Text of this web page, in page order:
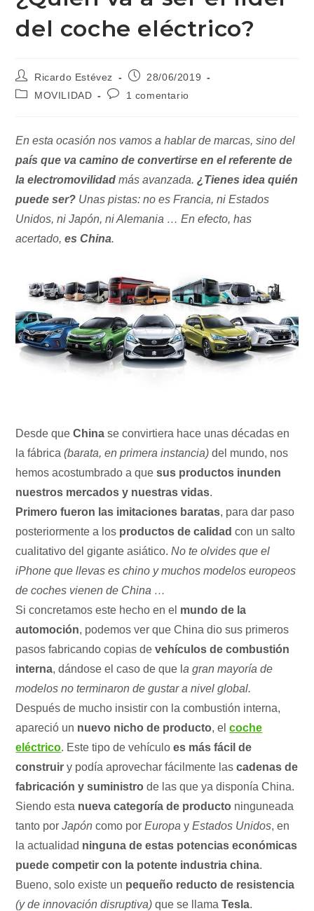
del coche eléctrico?
Autor
de
la
Ricardo Estévez
Publicación
la
28/06/2019
Categoría
MOVILIDAD
Comentarios
1 comentario
En esta ocasión nos vamos a hablar de marcas, sino del
país que va camino de convertirse en el referente de
la electromovilidad más avanzada.¿Tienes idea quién
puede ser? Unas pistas: no es Francia, ni Estados
Unidos, ni Japón, ni Alemania … En efecto, has
acertado,es China.
Desde queChina se convirtiera hace unas décadas en
la fábrica(barata, en primera instancia) del mundo, nos
hemos acostumbrado a quesus productos inunden
nuestros mercados y nuestras vidas.
Primero fueron las imitaciones baratas, para dar paso
posteriormente a los productos de calidad con un salto
cualitativo del gigante asiático.No te olvides que el
iPhone que llevas es chino y muchos modelos europeos
de coches vienen de China …
Si concretamos este hecho en el mundo de la
automoción, podemos ver que China dio sus primeros
pasos fabricando copias devehículos de combustión
interna, dándose el caso de que la gran mayoría de
modelos no terminaron de gustar a nivel global.
Después de mucho insistir con la combustión interna,
apareció un nuevo nicho de producto, elcoche
eléctrico. Este tipo de vehículoes más fácil de
construir y podía aprovechar fácilmente lascadenas de
fabricación y suministro de las que ya disponía China.
Siendo esta nueva categoría de producto ninguneada
tanto porJapón como porEuropa yEstados Unidos, en
la actualidad ninguna de estas potencias económicas
puede competir con la potente industria china.
Bueno, solo existe un pequeño reducto de resistencia
(y de innovación disruptiva) que se llamaTesla.